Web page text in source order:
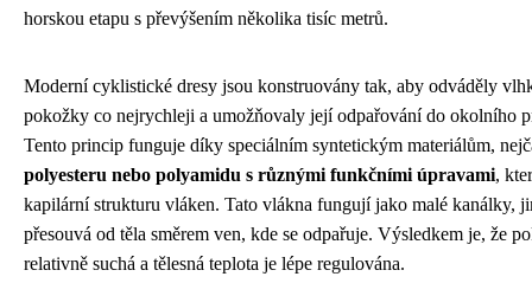
horskou etapu s převýšením několika tisíc metrů.
Moderní cyklistické dresy jsou konstruovány tak, aby odváděly
pokožky co nejrychleji a umožňovaly její odpařování do okolního
Tento princip funguje díky speciálním syntetickým materiálům,
polyesteru nebo polyamidu s různými funkčními úpravami,
kapilární strukturu vláken. Tato vlákna fungují jako malé kanálky,
přesouvá od těla směrem ven, kde se odpařuje. Výsledkem je, že
relativně suchá a tělesná teplota je lépe regulována.